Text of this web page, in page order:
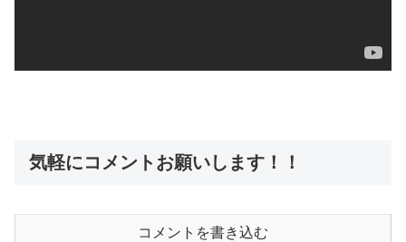
気軽にコメントお願いします！！
コメントを書き込む